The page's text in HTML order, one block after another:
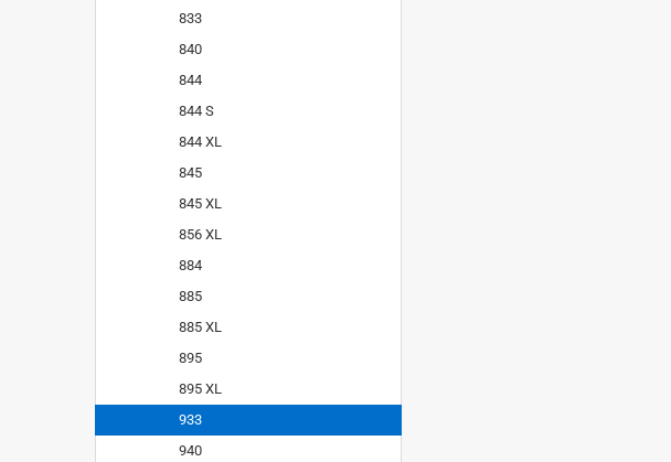
833
840
844
844 S
844 XL
845
845 XL
856 XL
884
885
885 XL
895
895 XL
933
940